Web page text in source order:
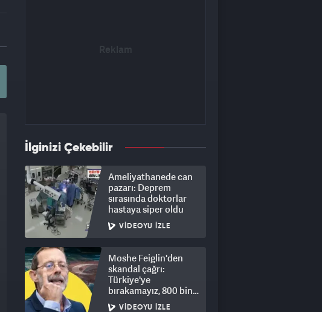
İlginizi Çekebilir
Ameliyathanede can
pazarı: Deprem
sırasında doktorlar
hastaya siper oldu
VIDEOYU İZLE
Moshe Feiglin'den
skandal çağrı:
Türkiye'ye
bırakamayız, 800 bin
kişi için derhal sürgün!
VIDEOYU İZLE